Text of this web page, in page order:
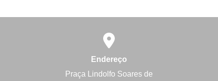
Endereço
Praça Lindolfo Soares de